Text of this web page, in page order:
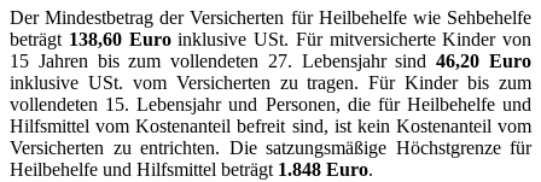
Der Mindestbetrag der Versicherten für Heilbehelfe wie Sehbehelfe
beträgt 138,60 Euroinklusive USt. Für mitversicherte Kinder von
15 Jahren bis zum vollendeten 27. Lebensjahr sind46,20 Euro
inklusive USt. vom Versicherten zu tragen. Für Kinder bis zum
vollendeten 15. Lebensjahr und Personen, die für Heilbehelfe und
Hilfsmittel vom Kostenanteil befreit sind, ist kein Kostenanteil vom
Versicherten zu entrichten. Die satzungsmäßige Höchstgrenze für
Heilbehelfe und Hilfsmittel beträgt 1.848 Euro.